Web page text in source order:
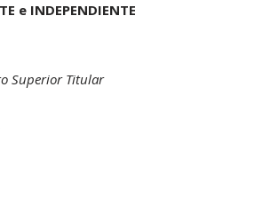
e INDEPENDIENTE
Superior Titular